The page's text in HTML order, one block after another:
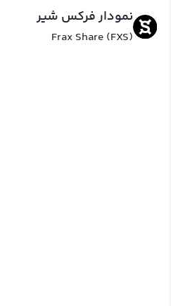
نمودار فرکس شیر
Frax Share (FXS)